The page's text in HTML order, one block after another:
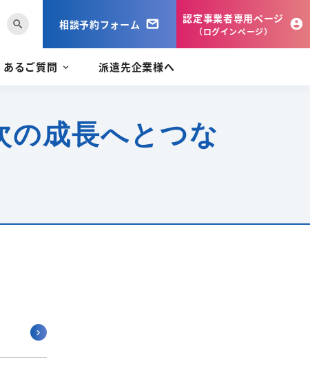
search 相談予約フォーム 認定事業者専用ページ
（ログインページ）
あるご質問 派遣先企業様へ
の成長へとつな